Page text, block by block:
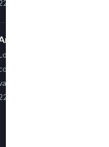
March, 2015
Other Author
ipsum dolor sit amet,
adipiscing elit. Sed
ultricies metus.
March, 2015